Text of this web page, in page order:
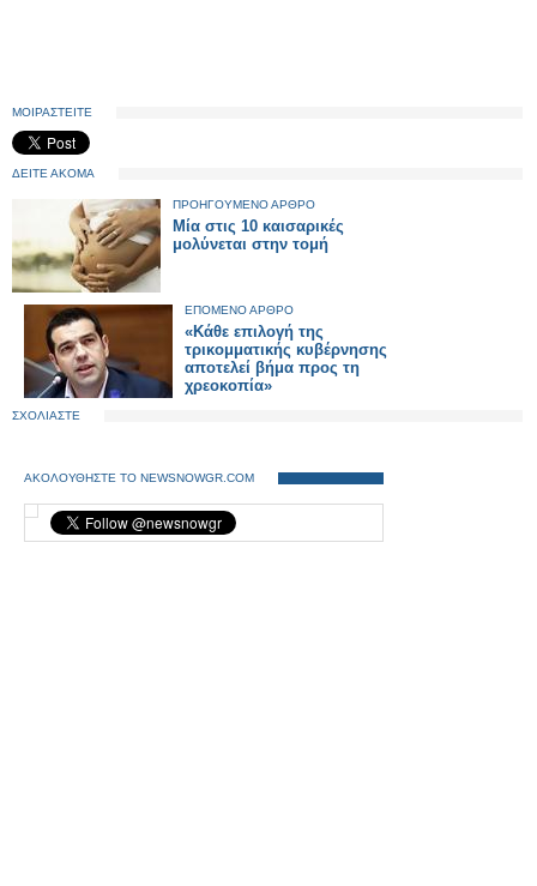
ΜΟΙΡΑΣΤΕΙΤΕ
ΔΕΙΤΕ ΑΚΟΜΑ
ΠΡΟΗΓΟΥΜΕΝΟ ΑΡΘΡΟ
Μία στις 10 καισαρικές
μολύνεται στην τομή
ΕΠΟΜΕΝΟ ΑΡΘΡΟ
«Κάθε επιλογή της
τρικομματικής κυβέρνησης
αποτελεί βήμα προς τη
χρεοκοπία»
ΣΧΟΛΙΑΣΤΕ
ΑΚΟΛΟΥΘΗΣΤΕ ΤΟ NEWSNOWGR.COM